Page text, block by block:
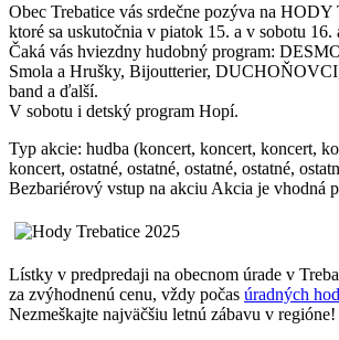
Obec Trebatice vás srdečne pozýva na
ktoré sa uskutočnia v piatok 15. a v sobotu 16.
Čaká vás hviezdny hudobný program:
Smola a Hrušky, Bijoutterier,
band a ďalší.
V sobotu i detský program Hopí.
Typ akcie: hudba (koncert, koncert, koncert,
koncert, ostatné, ostatné, ostatné, ostatné,
Bezbariérový vstup na akciu Akcia je vhodná
Lístky v predpredaji na obecnom úrade v
za zvýhodnenú cenu, vždy počas úradných
Nezmeškajte najväčšiu letnú zábavu v regióne!